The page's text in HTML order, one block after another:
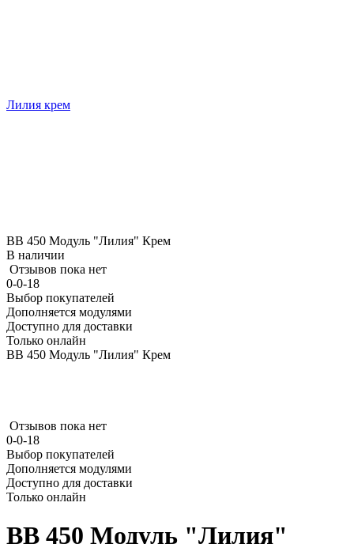
Лилия крем
ВВ 450 Модуль "Лилия" Крем
В наличии
Отзывов пока нет
0-0-18
Выбор покупателей
Дополняется модулями
Доступно для доставки
Только онлайн
ВВ 450 Модуль "Лилия" Крем
Отзывов пока нет
0-0-18
Выбор покупателей
Дополняется модулями
Доступно для доставки
Только онлайн
ВВ 450 Модуль "Лилия"